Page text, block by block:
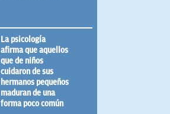
La psicología
afirma que aquellos
que de niños
cuidaron de sus
hermanos pequeños
maduran de una
forma poco común